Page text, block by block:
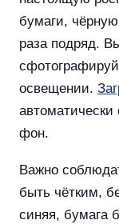
бумаги,
раза подряд.
освещении.
фон.
Важно
быть чётким,
синяя, бумага